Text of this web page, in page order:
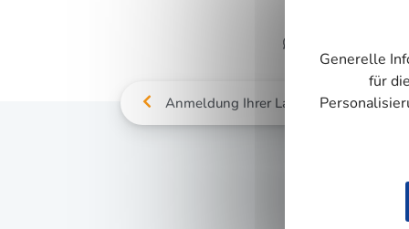
Anmeldung Ihrer Ladeeinrichtung
Generelle
für